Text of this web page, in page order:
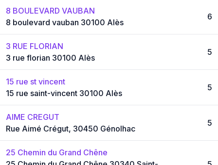
8 BOULEVARD VAUBAN
8 boulevard vauban 30100 Alès
6
3 RUE FLORIAN
3 rue florian 30100 Alès
5
15 rue st vincent
15 rue saint-vincent 30100 Alès
5
AIME CREGUT
Rue Aimé Crégut, 30450 Génolhac
5
25 Chemin du Grand Chêne